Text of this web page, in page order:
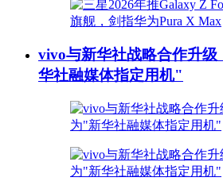
vivo与新华社战略合作升
华社融媒体指定用机"